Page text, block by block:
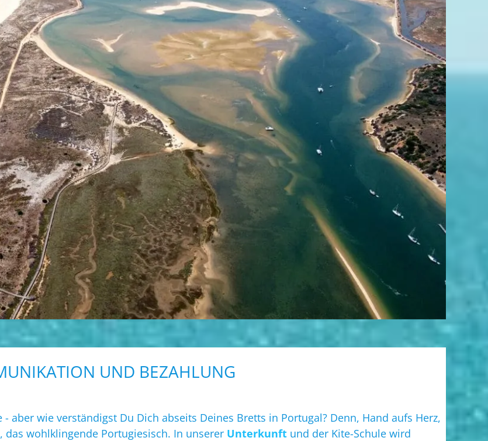
UND BEZAHLUNG
aber wie verständigst Du Dich abseits Deines Bretts in Portugal? Denn, Hand aufs Herz,
das wohlklingende Portugiesisch. In unserer Unterkunft und der Kite-Schule wird